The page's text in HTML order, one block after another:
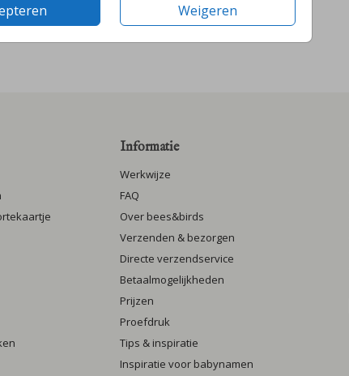
Weigeren
Informatie
Werkwijze
FAQ
Over bees&birds
Verzenden & bezorgen
Directe verzendservice
Betaalmogelijkheden
Prijzen
Proefdruk
Tips & inspiratie
Inspiratie voor babynamen